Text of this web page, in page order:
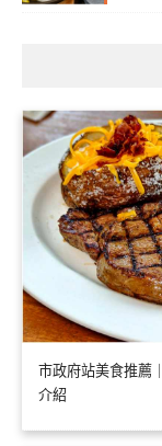
市政府站美食推薦
介紹